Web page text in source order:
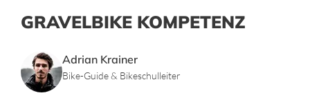
GRAVELBIKE KOMPETENZ
Adrian Krainer
Bike-Guide & Bikeschulleiter